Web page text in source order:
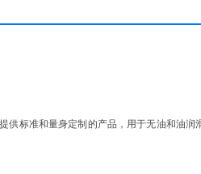
供标准和量身定制的产品，用于无油和油润